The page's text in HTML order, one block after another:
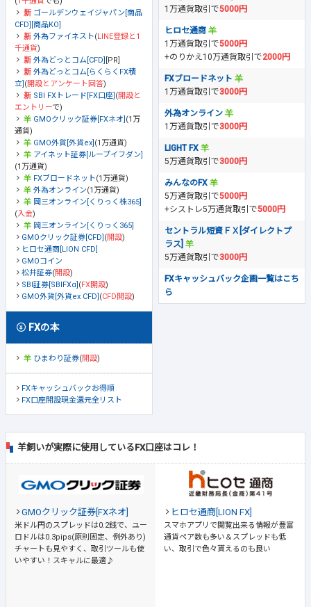
ゴールデンウェイジャパン[商品
CFD][商品KO]
外為ファイネスト(LINE登録と1
千通貨)
外為どっとコム[CFD] [PR]
外為どっとコム[らくらくFX積
立] (開設とアンケート回答)
SBI FXトレード[FX口座] (開設と
エントリーで)
GMOクリック証券[FXネオ] (1万
通貨)
GMO外貨[外貨ex] (1万通貨)
アイネット証券[ループイフダン]
(1万通貨)
FXブロードネット(1万通貨)
外為オンライン(1万通貨)
岡三オンライン[くりっく株365]
(入金)
岡三オンライン[くりっく365]
GMOクリック証券[CFD] (開設)
ヒロセ通商[LION CFD]
GMOコイン
松井証券(開設)
SBI証券[SBIFXα] (FX開設)
GMO外貨[外貨ex CFD] (CFD開設)
FXの本
ひまわり証券(開設)
FXキャッシュバックお得順
FX口座開設現金還元全リスト
1万通貨取引で5000円
ヒロセ通商
1万通貨取引で5000円
+のりかえ10万通貨取引で2000円
FXブロードネット
1万通貨取引で3000円
外為オンライン
1万通貨取引で3000円
LIGHT FX
5万通貨取引で3000円
みんなのFX
5万通貨取引で5000円
+シストレ5万通貨取引で5000円
セントラル短資ＦＸ[ダイレクトプ
ラス]
5万通貨取引で3000円
FXキャッシュバック企画一覧はこち
ら
羊飼いが実際に使用しているFX口座はコレ！
GMOクリック証券[FXネオ]
米ドル円のスプレッドは0.2銭で、ユー
ロドルは0.3pips(原則固定、例外あり)
チャートも見やすく、取引ツールも使
いやすい！スキャルに最適♪
ヒロセ通商[LION FX]
スマホアプリで閲覧出来る情報が豊富
通貨ペア数も多い＆スプレッドも低
い、取引で色々貰えるのも良い